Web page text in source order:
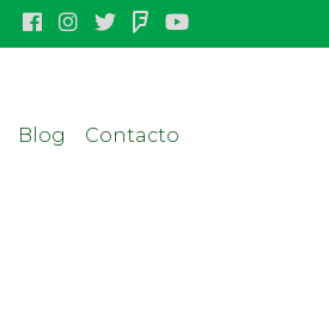
Blog Contacto